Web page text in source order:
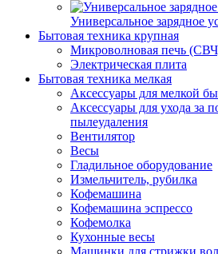
Универсальное зарядное
Бытовая техника крупная
Микроволновая печь
Электрическая плита
Бытовая техника мелкая
Аксессуары для мелкой
Аксессуары для ухода за
пылеудаления
Вентилятор
Весы
Гладильное оборудование
Измельчитель, рубилка
Кофемашина
Кофемашина эспрессо
Кофемолка
Кухонные весы
Машинки для стрижки